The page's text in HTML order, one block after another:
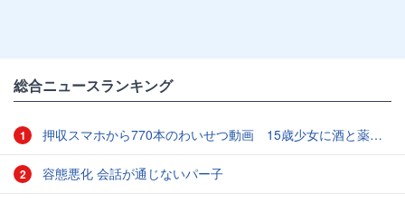
総合ニュースランキング
1 押収スマホから770本のわいせつ動画 15歳少女に酒と薬飲ませ性的暴行か 54歳男を再逮捕 「薬もありますよ」とSNSで誘い出し
2 容態悪化 会話が通じないパー子